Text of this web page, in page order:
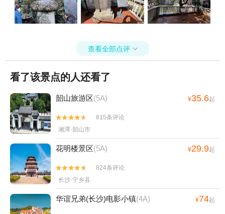
查看全部点评 
看了该景点的人还看了
韶山旅游区(5A) ¥35.6起


815条评论
湘潭·韶山市
花明楼景区(5A) ¥29.9起


824条评论
长沙·宁乡县
华谊兄弟(长沙)电影小镇(4A) ¥74起